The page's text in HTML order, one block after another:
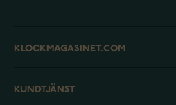
KLOCKMAGASINET.COM
KUNDTJÄNST